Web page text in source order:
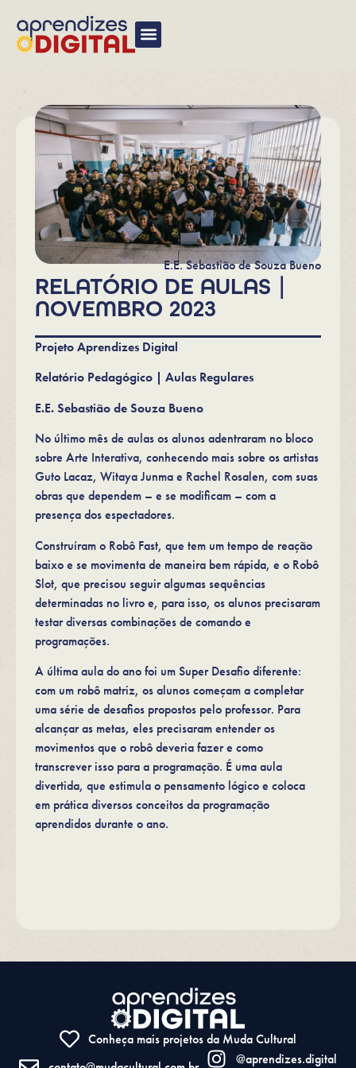
E.E. Sebastião de Souza Bueno
RELATÓRIO DE AULAS |
NOVEMBRO 2023
Projeto Aprendizes Digital
Relatório Pedagógico | Aulas Regulares
E.E. Sebastião de Souza Bueno
No último mês de aulas os alunos adentraram no bloco
sobre Arte Interativa, conhecendo mais sobre os artistas
Guto Lacaz, Witaya Junma e Rachel Rosalen, com suas
obras que dependem – e se modificam – com a
presença dos espectadores.
Construíram o Robô Fast, que tem um tempo de reação
baixo e se movimenta de maneira bem rápida, e o Robô
Slot, que precisou seguir algumas sequências
determinadas no livro e, para isso, os alunos precisaram
testar diversas combinações de comando e
programações.
A última aula do ano foi um Super Desafio diferente:
com um robô matriz, os alunos começam a completar
uma série de desafios propostos pelo professor. Para
alcançar as metas, eles precisaram entender os
movimentos que o robô deveria fazer e como
transcrever isso para a programação. É uma aula
divertida, que estimula o pensamento lógico e coloca
em prática diversos conceitos da programação
aprendidos durante o ano.
Conheça mais projetos da Muda Cultural
@aprendizes.digital